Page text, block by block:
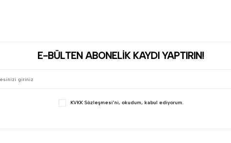
E-BÜLTEN ABONELİK KAYDI YAPTIRIN!
KVKK Sözleşmesi'ni, okudum, kabul ediyorum.